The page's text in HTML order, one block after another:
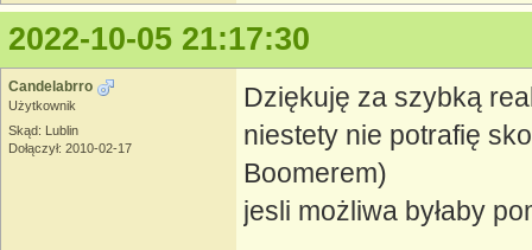
2022-10-05 21:17:30
Candelabrro
Użytkownik
Skąd: Lublin
Dołączył: 2010-02-17
Dziękuję za szybką
niestety nie potrafię
Boomerem)
jesli możliwa byłaby